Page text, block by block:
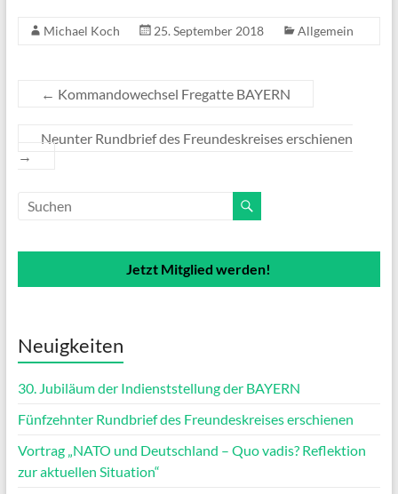
Michael Koch 25. September 2018 Allgemein
← Kommandowechsel Fregatte BAYERN
Neunter Rundbrief des Freundeskreises erschienen
→
Jetzt Mitglied werden!
Neuigkeiten
30. Jubiläum der Indienststellung der BAYERN
Fünfzehnter Rundbrief des Freundeskreises erschienen
Vortrag „NATO und Deutschland – Quo vadis? Reflektion
zur aktuellen Situation“